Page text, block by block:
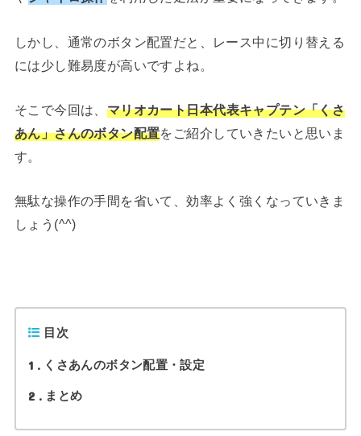
しかし、通常のボタン配置だと、レース中に切り替える
には少し難易度が高いですよね。
そこで今回は、 マリオカート日本代表キャプテン「くさ
あん」さんのボタン配置をご紹介していきたいと思いま
す。
無駄な操作の手間を省いて、効率よく強くなっていきま
しょう(^^)
目次
1 くさあんのボタン配置・設定
2 まとめ